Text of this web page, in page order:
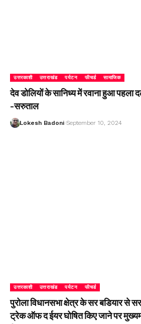
उत्तरकाशी उत्तराखंड पर्यटन फीचर्ड सामाजिक
देव डोलियों के सानिध्य में रवाना हुआ
-सरुताल
Lokesh Badoni September 10, 2024
उत्तरकाशी उत्तराखंड पर्यटन फीचर्ड
पुरोला विधानसभा क्षेत्र के सर बडियार से
ट्रेक ऑफ द ईयर घोषित किए जाने पर